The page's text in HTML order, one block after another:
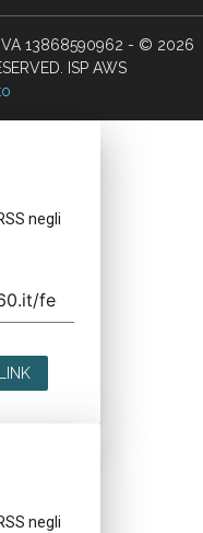
13868590962 - © 2026
ISP AWS
negli
negli